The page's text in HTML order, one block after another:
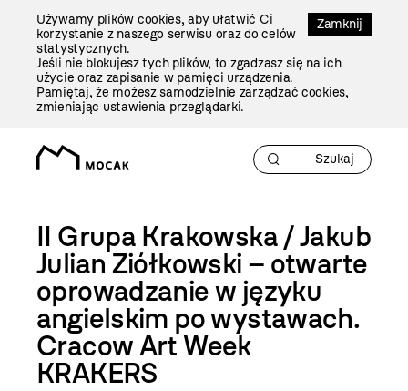
Zamknij
Używamy plików cookies, aby ułatwić Ci
korzystanie z naszego serwisu oraz do celów
statystycznych.
Jeśli nie blokujesz tych plików, to zgadzasz się na ich
użycie oraz zapisanie w pamięci urządzenia.
Pamiętaj, że możesz samodzielnie zarządzać cookies,
zmieniając ustawienia przeglądarki.
II Grupa Krakowska / Jakub
Julian Ziółkowski – otwarte
oprowadzanie w języku
angielskim po wystawach.
Cracow Art Week
KRAKERS